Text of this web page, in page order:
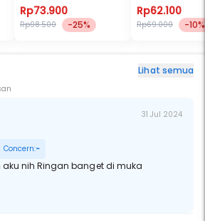
Rp73.900
Rp98.500 -25%
Rp62.100
Rp69.000 -10%
Lihat semua
31 Jul 2024
Concern:-
Suncream kesukaan aku nih Ringan banget di muka